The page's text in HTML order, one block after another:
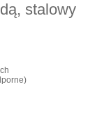
stalowy